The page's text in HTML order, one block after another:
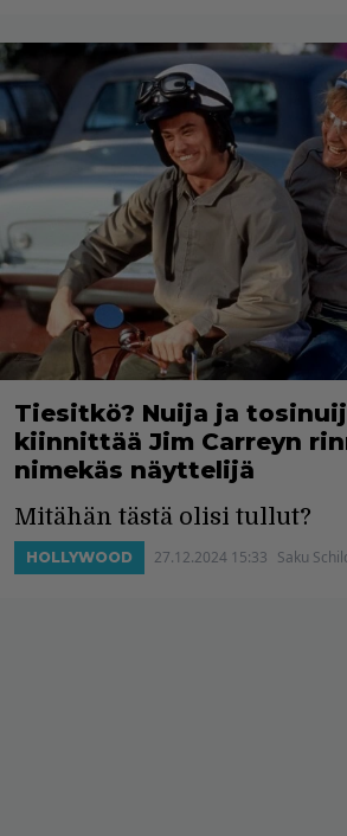
Tiesitkö? Nuija ja
kiinnittää Jim Carreyn
nimekäs näyttelijä
Mitähän tästä olisi tullut?
HOLLYWOOD 27.12.2024 15:33 Saku